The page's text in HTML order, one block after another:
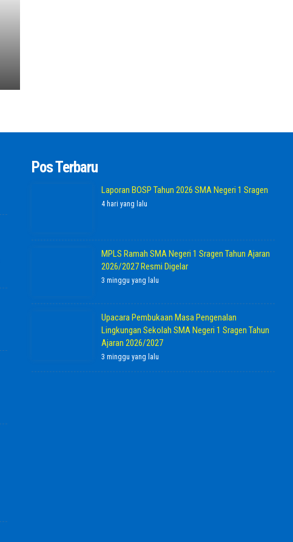
Pos Terbaru
Laporan BOSP Tahun 2026 SMA Negeri 1 Sragen
4 hari yang lalu
MPLS Ramah SMA Negeri 1 Sragen Tahun Ajaran
2026/2027 Resmi Digelar
3 minggu yang lalu
Upacara Pembukaan Masa Pengenalan
Lingkungan Sekolah SMA Negeri 1 Sragen Tahun
Ajaran 2026/2027
3 minggu yang lalu